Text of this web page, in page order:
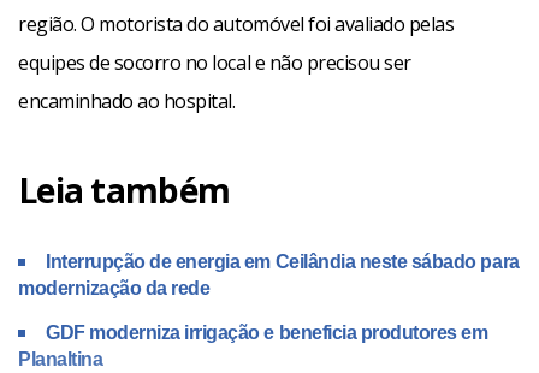
região. O motorista do automóvel foi avaliado pelas
equipes de socorro no local e não precisou ser
encaminhado ao hospital.
Leia também
Interrupção de energia em Ceilândia neste sábado para
modernização da rede
GDF moderniza irrigação e beneficia produtores em
Planaltina